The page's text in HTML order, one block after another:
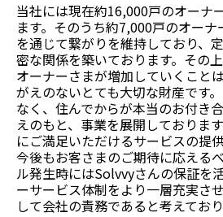
当社には現在約16,000戸のオーナ
ます。そのうち約7,000戸のオー
を通じて繋がりを維持しており、
密な関係を築いております。その
オーナーさまが増加していくこと
がえのないとても大切な財産です
なく、住んでからが本当のお付き
えのもと、事業を展開しておりま
にご満足いただけるサービスの提
今後もお客さまのご期待に応える
ル発生時にはSolvvyさんの保証を
ーサービス体制をより一層充実さ
して会社の責務であると考えており